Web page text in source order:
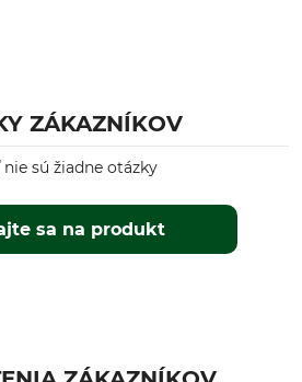
ZÁKAZNÍKOV
sa na produkt
sú žiadne otázky